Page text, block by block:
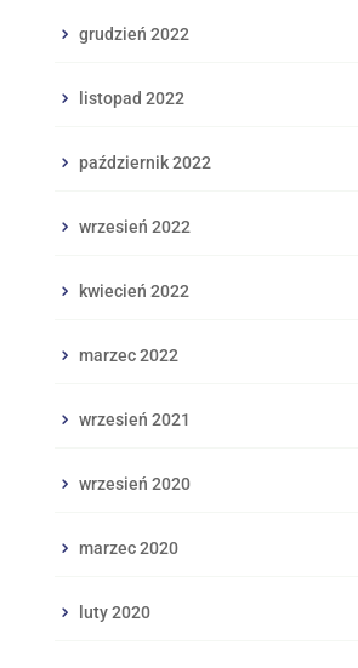
grudzień 2022
listopad 2022
październik 2022
wrzesień 2022
kwiecień 2022
marzec 2022
wrzesień 2021
wrzesień 2020
marzec 2020
luty 2020